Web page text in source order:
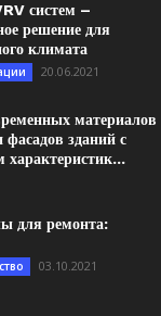
систем –
решение для
климата
20.06.2021
материалов
фасадов зданий с
характеристик...
для ремонта:
03.10.2021